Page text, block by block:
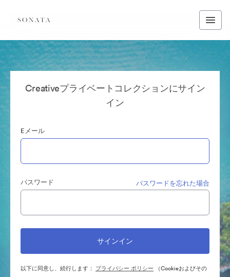
Creativeプライベートコレクションにサイン
イン
Eメール
パスワード パスワードを忘れた場合
以下に同意し、続行します： プライバシー ポリシー （Cookieおよびその